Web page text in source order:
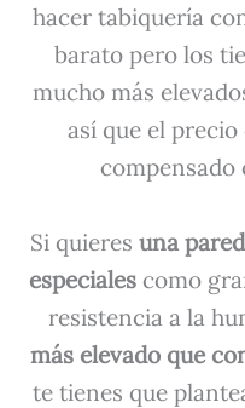
hacer tabiquería
barato pero los
mucho más
así que el
compensado
Si quieres una
especiales como
resistencia a la
más elevado que
te tienes que